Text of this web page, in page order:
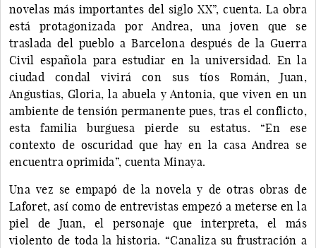
novelas más importantes del siglo XX”, cuenta. La obra
está protagonizada por Andrea, una joven que se
traslada del pueblo a Barcelona después de la Guerra
Civil española para estudiar en la universidad. En la
ciudad condal vivirá con sus tíos Román, Juan,
Angustias, Gloria, la abuela y Antonia, que viven en un
ambiente de tensión permanente pues, tras el conflicto,
esta familia burguesa pierde su estatus. “En ese
contexto de oscuridad que hay en la casa Andrea se
encuentra oprimida”, cuenta Minaya.
Una vez se empapó de la novela y de otras obras de
Laforet, así como de entrevistas empezó a meterse en la
piel de Juan, el personaje que interpreta, el más
violento de toda la historia. “Canaliza su frustración a